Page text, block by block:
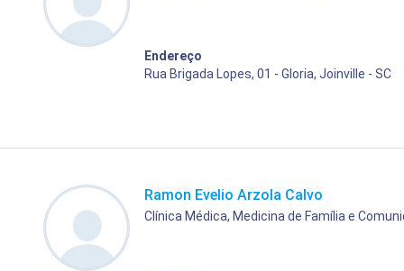
Endereço
Rua Brigada Lopes, 01 - Gloria, Joinville - SC
Ramon Evelio Arzola Calvo
Clínica Médica, Medicina de Família e